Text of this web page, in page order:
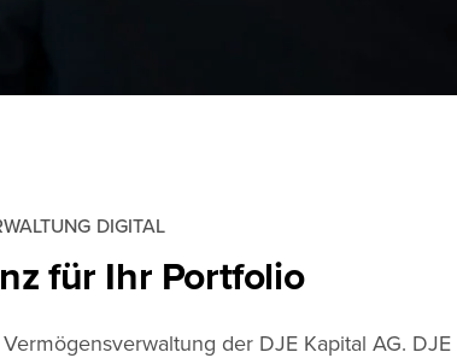
DIGITAL
für Ihr Portfolio
der DJE Kapital AG.